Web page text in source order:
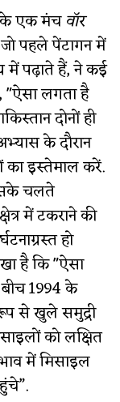
के एक मंचवॉर
पहले पेंटागन में
में पढ़ाते हैं, ने कई
"ऐसा लगता है
दोनों ही
के दौरान
का इस्तेमाल करें.
चलते
में टकराने की
हो
है कि "ऐसा
1994 के
से खुले समुद्री
को लक्षित
में मिसाइल